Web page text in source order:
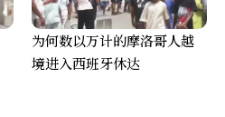
为何数以万计的摩洛哥人越
境进入西班牙休达